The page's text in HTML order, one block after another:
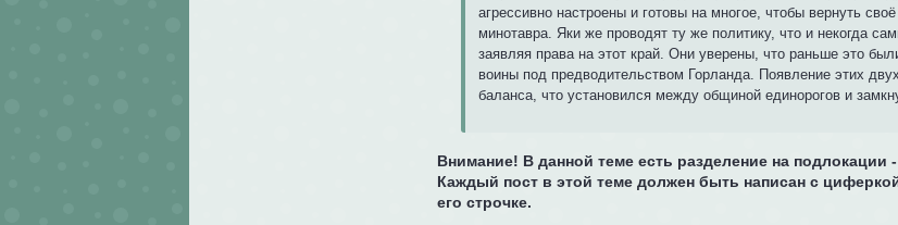
агрессивно настроены и готовы на многое, чтобы вернуть
минотавра. Яки же проводят ту же политику, что и некогда
заявляя права на этот край. Они уверены, что раньше это
воины под предводительством Горланда. Появление этих
баланса, что установился между общиной единорогов и
Внимание! В данной теме есть разделение на
Каждый пост в этой теме должен быть написан с
его строчке.